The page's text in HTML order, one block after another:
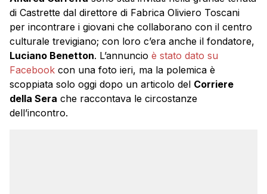
di Castrette dal direttore di Fabrica Oliviero Toscani
per incontrare i giovani che collaborano con il centro
culturale trevigiano; con loro c’era anche il fondatore,
Luciano Benetton. L’annuncio è stato dato su
Facebook con una foto ieri, ma la polemica è
scoppiata solo oggi dopo un articolo del Corriere
della Sera che raccontava le circostanze
dell’incontro.